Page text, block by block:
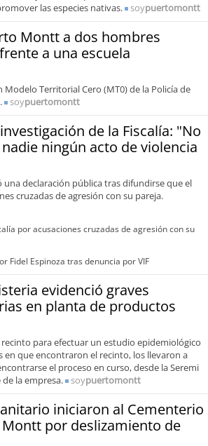
las especies nativas.
soypuertomontt
Montt a dos hombres
a una escuela
Territorial Cero (MT0) de la Policía de
soypuertomontt
de la Fiscalía: "No
ningún acto de violencia
una declaración pública tras difundirse que el
cruzadas de agresión con su pareja.
por acusaciones cruzadas de agresión con su
Fidel Espinoza tras denuncia por VIF
evidenció graves
en planta de productos
para efectuar un estudio epidemiológico
en que encontraron el recinto, los llevaron a
el proceso en curso, desde la Seremi
la empresa.
soypuertomontt
iniciaron al Cementerio
por deslizamiento de